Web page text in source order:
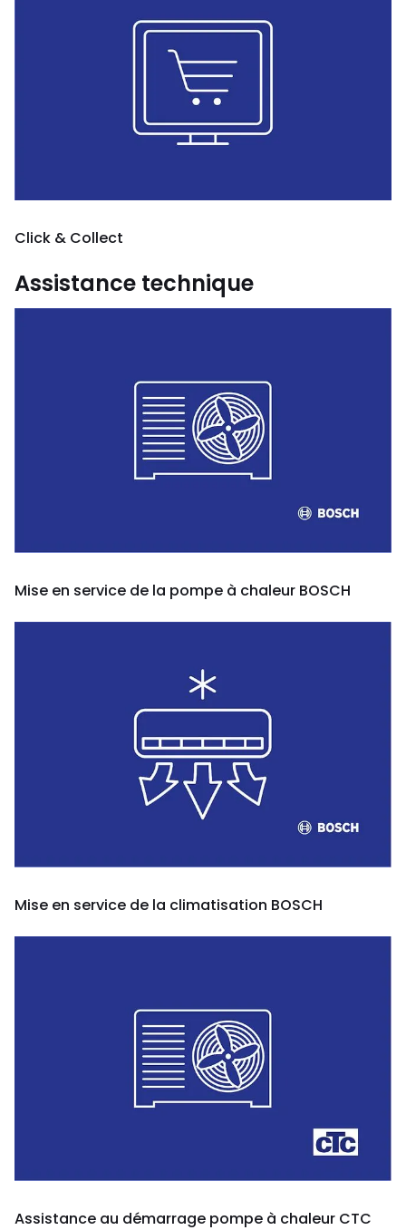
Click & Collect
Assistance technique
Mise en service de la pompe à chaleur BOSCH
Mise en service de la climatisation BOSCH
Assistance au démarrage pompe à chaleur CTC